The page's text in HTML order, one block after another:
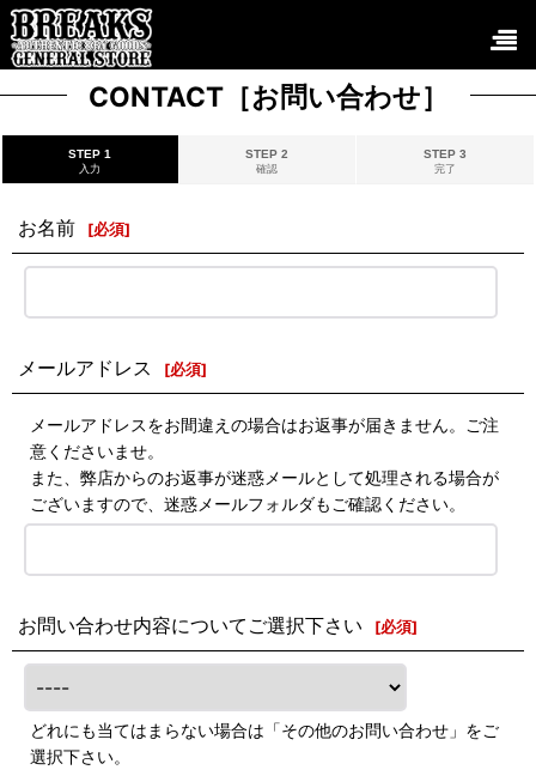
CONTACT［お問い合わせ］
STEP 1
入力
STEP 2
確認
STEP 3
完了
お名前 [必須]
メールアドレス [必須]
メールアドレスをお間違えの場合はお返事が届きません。ご注
意くださいませ。
また、弊店からのお返事が迷惑メールとして処理される場合が
ございますので、迷惑メールフォルダもご確認ください。
お問い合わせ内容についてご選択下さい [必須]
どれにも当てはまらない場合は「その他のお問い合わせ」をご
選択下さい。